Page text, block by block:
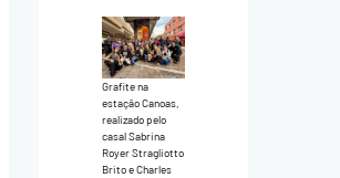
Grafite na
estação Canoas,
realizado pelo
casal Sabrina
Royer Stragliotto
Brito e Charles